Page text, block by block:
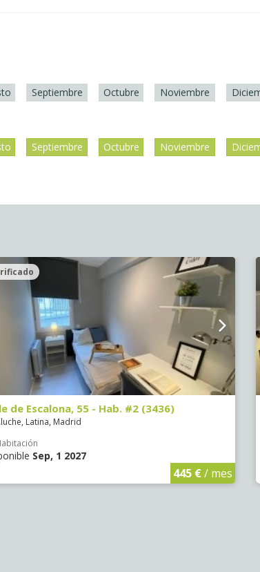
Septiembre Octubre Noviembre
Septiembre Octubre Noviembre
de Escalona, 55 - Hab. #2 (3436)
Latina, Madrid
Sep, 1 2027
445 €/ mes